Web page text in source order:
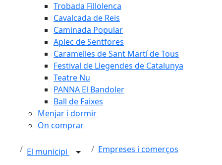
Trobada Fillolenca
Cavalcada de Reis
Caminada Popular
Aplec de Sentfores
Caramelles de Sant Martí de Tous
Festival de Llegendes de Catalunya
Teatre Nu
PANNA El Bandoler
Ball de Faixes
Menjar i dormir
On comprar
El municipi Empreses i comerços